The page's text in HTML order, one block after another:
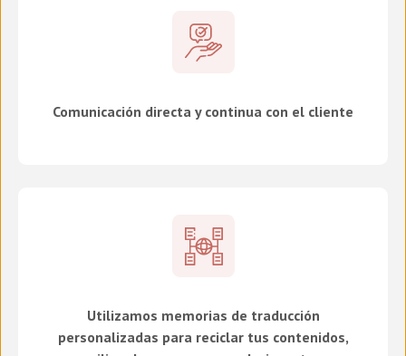
Comunicación directa y continua con el cliente
Utilizamos memorias de traducción
personalizadas para reciclar tus contenidos,